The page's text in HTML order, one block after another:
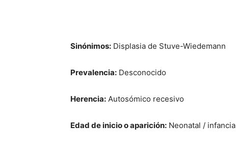
Sinónimos: Displasia de Stuve-Wiedemann
Prevalencia: Desconocido
Herencia: Autosómico recesivo
Edad de inicio o aparición: Neonatal / infancia